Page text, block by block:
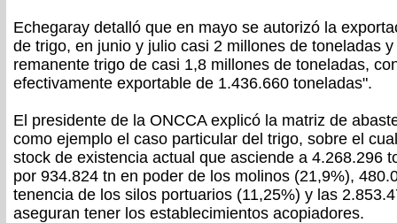
Echegaray detalló que en mayo se autorizó la
de trigo, en junio y julio casi 2 millones de toneladas
remanente trigo de casi 1,8 millones de toneladas,
efectivamente exportable de 1.436.660 toneladas".
El presidente de la ONCCA explicó la matriz de
como ejemplo el caso particular del trigo, sobre el
stock de existencia actual que asciende a 4.268.296
por 934.824 tn en poder de los molinos (21,9%),
tenencia de los silos portuarios (11,25%) y las
aseguran tener los establecimientos acopiadores.